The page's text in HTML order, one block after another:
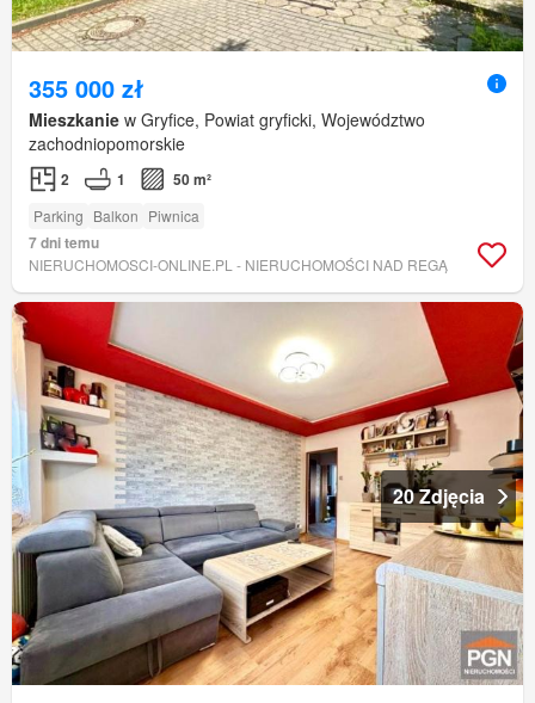
355 000 zł
Mieszkanie w Gryfice, Powiat gryficki, Województwo
zachodniopomorskie
2 1 50 m²
Parking Balkon Piwnica
7 dni temu
NIERUCHOMOSCI-ONLINE.PL - NIERUCHOMOŚCI NAD REGĄ
20 Zdjęcia